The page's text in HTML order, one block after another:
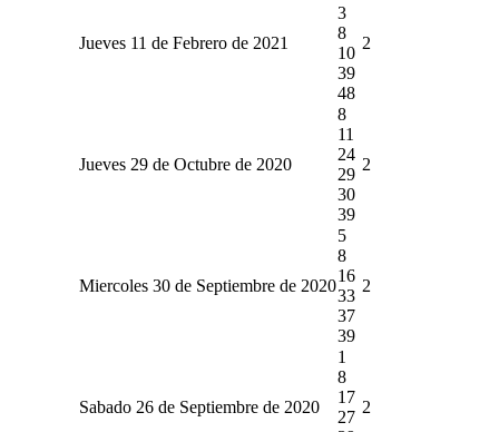
Jueves 11 de Febrero de 2021
3
8
10
39
48
2
Jueves 29 de Octubre de 2020
8
11
24
29
30
39
2
Miercoles 30 de Septiembre de 2020
5
8
16
33
37
39
2
Sabado 26 de Septiembre de 2020
1
8
17
27
2